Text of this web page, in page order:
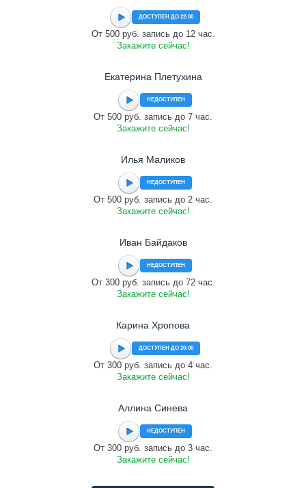
ДОСТУПЕН ДО 22:00
От 500 руб. запись до 12 час.
Закажите сейчас!
Екатерина Плетухина
НЕДОСТУПЕН
От 500 руб. запись до 7 час.
Закажите сейчас!
Илья Маликов
НЕДОСТУПЕН
От 500 руб. запись до 2 час.
Закажите сейчас!
Иван Байдаков
НЕДОСТУПЕН
От 300 руб. запись до 72 час.
Закажите сейчас!
Карина Хропова
ДОСТУПЕН ДО 20:00
От 300 руб. запись до 4 час.
Закажите сейчас!
Аллина Синева
НЕДОСТУПЕН
От 300 руб. запись до 3 час.
Закажите сейчас!